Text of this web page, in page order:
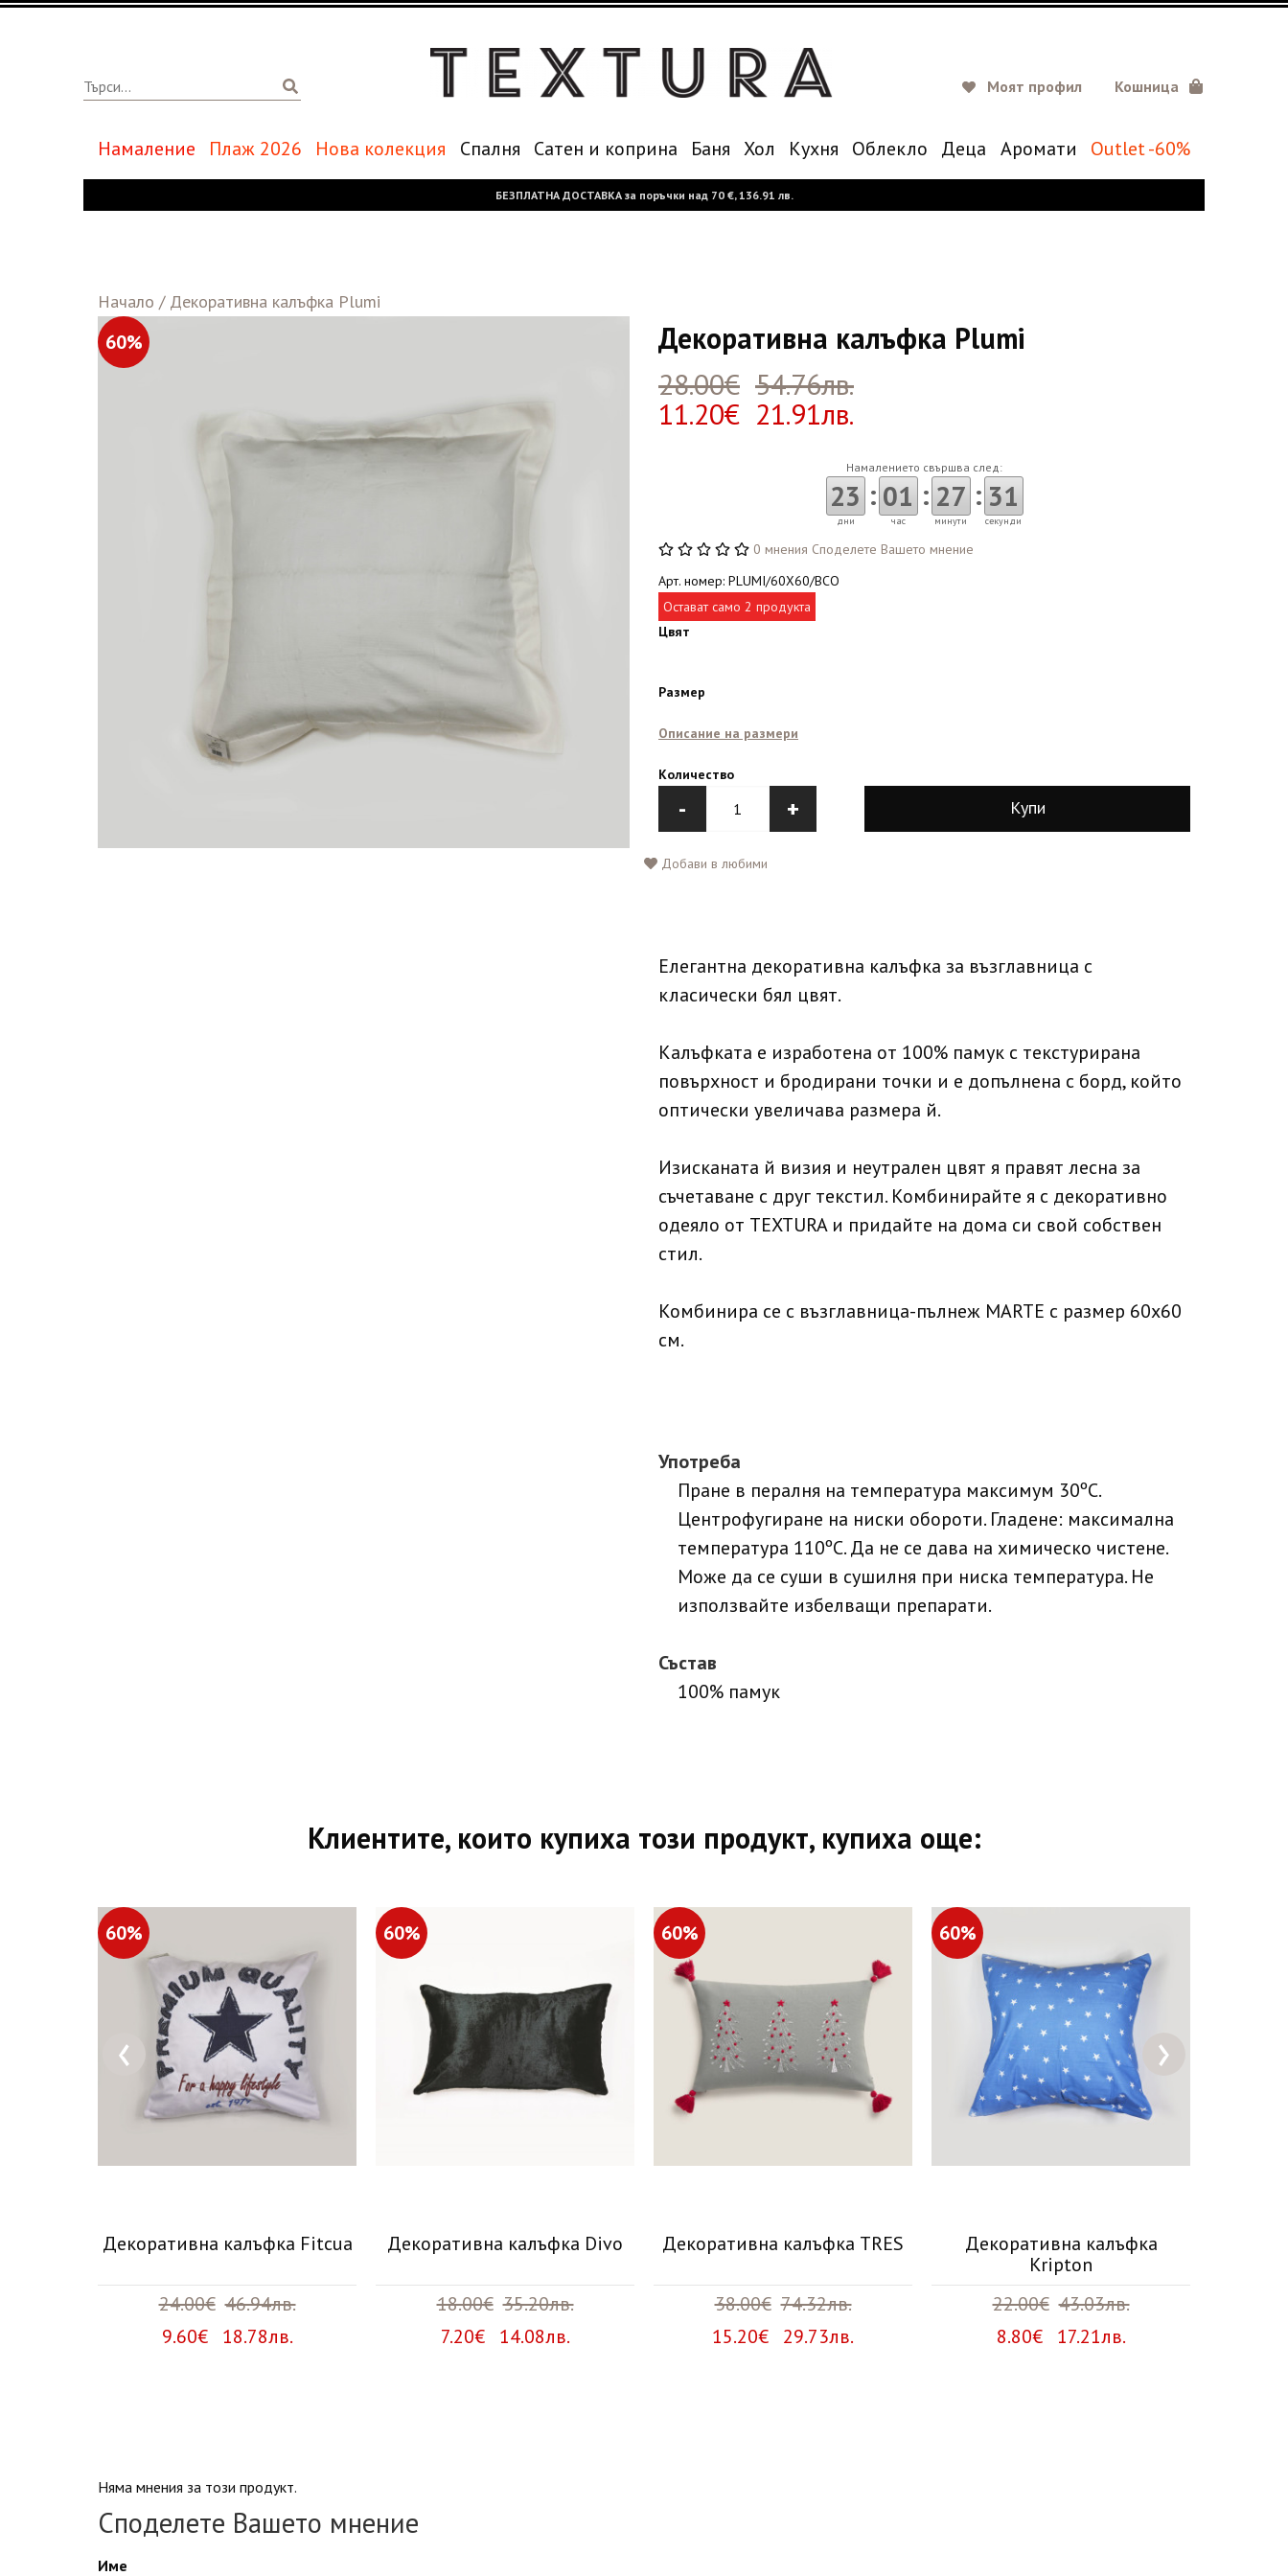
Моят профил Кошница
Намаление Плаж 2026 Нова колекция Спалня Сатен и коприна Баня Хол Кухня Oблекло Деца Аромати Outlet -60%
БЕЗПЛАТНА ДОСТАВКА за поръчки над 70 €,136.91 лв.
Начало / Декоративна калъфка Plumi
60%
Декоративна калъфка Plumi
28.00€ 54.76лв.
11.20€ 21.91лв.
Намалението свършва след:
23
дни
: 01
час
: 27
минути
: 30
секунди
0 мнения Споделете Вашето мнение
Арт. номер: PLUMI/60X60/BCO
Остават само 2 продукта
Цвят
Размер
Описание на размери
Количество
- + Купи
Добави в любими
Елегантна декоративна калъфка за възглавница с
класически бял цвят.
Калъфката е изработена от 100% памук с текстурирана
повърхност и бродирани точки и е допълнена с борд, който
оптически увеличава размера й.
Изисканата й визия и неутрален цвят я правят лесна за
съчетаване с друг текстил. Комбинирайте я с декоративно
одеяло от TEXTURA и придайте на дома си свой собствен
стил.
Комбинира се с възглавница-пълнеж MARTE с размер 60х60
см.
Употреба
Пране в пералня на температура максимум 30ºC.
Центрофугиране на ниски обороти. Гладене: максимална
температура 110ºC. Да не се дава на химическо чистене.
Може да се суши в сушилня при ниска температура. Не
използвайте избелващи препарати.
Състав
100% памук
Клиентите, които купиха този продукт, купиха още:
60%
Декоративна калъфка Fitcua
24.00€ 46.94лв.
9.60€ 18.78лв.
60%
Декоративна калъфка Divo
18.00€ 35.20лв.
7.20€ 14.08лв.
60%
Декоративна калъфка TRES
38.00€ 74.32лв.
15.20€ 29.73лв.
60%
Декоративна калъфка
Kripton
22.00€ 43.03лв.
8.80€ 17.21лв.
‹ ›
Няма мнения за този продукт.
Споделете Вашето мнение
Име